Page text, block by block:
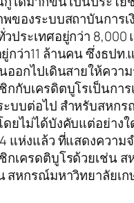
พของระบบสถาบันการ
ประเทศอยู่กว่า 8,000
กว่า11 ล้านคน ซึ่งธปท.
ออกไปเดินสายให้ควา
กกับเครดิตบูโรเป็นกา
ะบบต่อไป สำหรับสหก
ดยไม่ได้บังคับแต่อย่าง
แห่งแล้ว ที่แสดงความ
กเครดติบูโรด้วยเช่น
สหกรณ์มหาวิทยาลัยเก